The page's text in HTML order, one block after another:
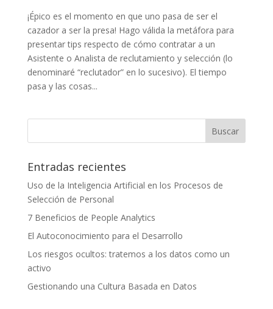
¡Épico es el momento en que uno pasa de ser el
cazador a ser la presa! Hago válida la metáfora para
presentar tips respecto de cómo contratar a un
Asistente o Analista de reclutamiento y selección (lo
denominaré “reclutador” en lo sucesivo). El tiempo
pasa y las cosas...
Entradas recientes
Uso de la Inteligencia Artificial en los Procesos de
Selección de Personal
7 Beneficios de People Analytics
El Autoconocimiento para el Desarrollo
Los riesgos ocultos: tratemos a los datos como un
activo
Gestionando una Cultura Basada en Datos